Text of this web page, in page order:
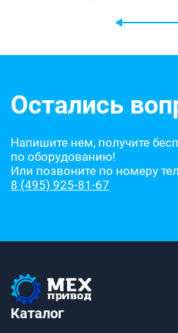
Остались
Напишите нем, получите
по оборудованию!
Или позвоните по номеру
8 (495) 925-81-67
Каталог